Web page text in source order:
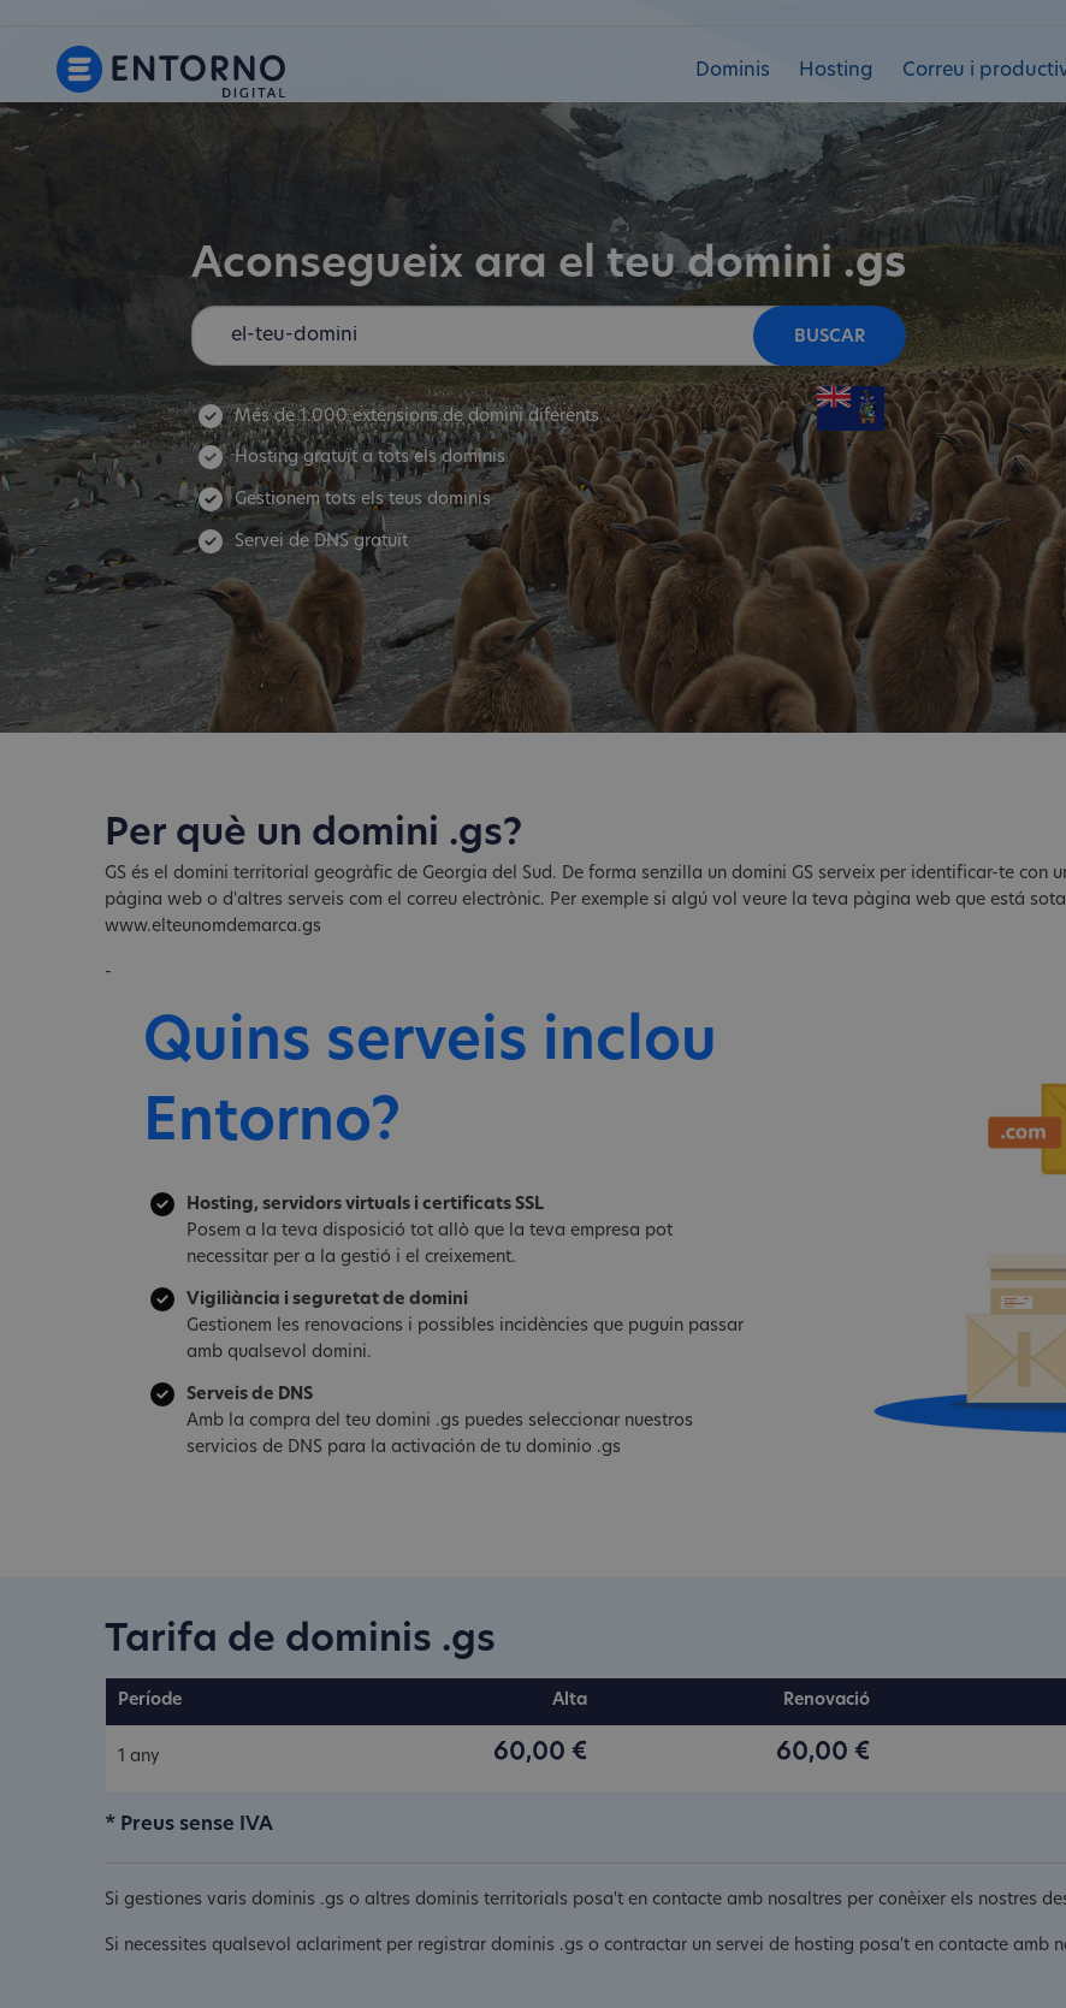
Dominis Hosting Correu i
Aconsegueix ara el teu domini.gs
BUSCAR
Més de 1.000 extensions de domini diferents
Hosting gratuït a tots els dominis
Gestionem tots els teus dominis
Servei de DNS gratuït
Per què un domini .gs?
GS és el domini territorial geogràfic de Georgia del Sud. De forma senzilla un domini GS serveix per identificar-te con
pàgina web o d'altres serveis com el correu electrònic. Per exemple si algú vol veure la teva pàgina web que está
www.elteunomdemarca.gs
-
Quins serveis inclou
Entorno?
Hosting, servidors virtuals i certificats SSL
Posem a la teva disposició tot allò que la teva empresa pot
necessitar per a la gestió i el creixement.
Vigiliància i seguretat de domini
Gestionem les renovacions i possibles incidències que puguin passar
amb qualsevol domini.
Serveis de DNS
Amb la compra del teu domini .gs puedes seleccionar nuestros
servicios de DNS para la activación de tu dominio .gs
Tarifa de dominis .gs
Període Alta Renovació
1 any 60,00 € 60,00 €
* Preus sense IVA
Si gestiones varis dominis .gs o altres dominis territorials posa't en contacte amb nosaltres per conèixer els nostres
Si necessites qualsevol aclariment per registrar dominis .gs o contractar un servei de hosting posa't en contacte amb